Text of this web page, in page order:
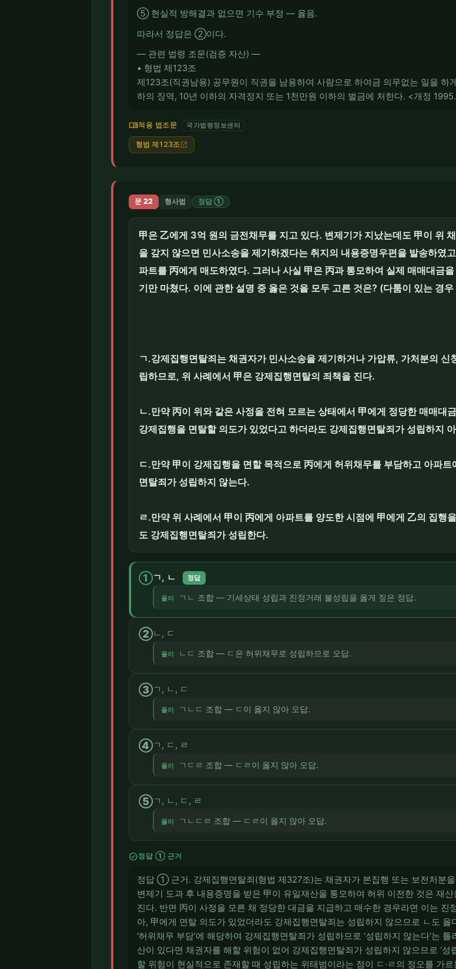
⑤ 현실적 방해결과 없으면 기수 부정 — 옳음.
따라서 정답은 ②이다.
― 관련 법령 조문(검증 자산) ―
• 형법 제123조
제123조(직권남용) 공무원이 직권을 남용하여 사람으로 하여금 의무없는 일을 하
하의 징역, 10년 이하의 자격정지 또는 1천만원 이하의 벌금에 처한다. <개정
menu_book적용 법조문 국가법령정보센터
형법 제123조 open_in_new
문 22 형사법 정답 ①
甲은 乙에게 3억 원의 금전채무를 지고 있다. 변제기가 지났는데도 甲이 위
을 갚지 않으면 민사소송을 제기하겠다는 취지의 내용증명우편을 발송하였
파트를 丙에게 매도하였다. 그러나 사실 甲은 丙과 통모하여 실제 매매대금
기만 마쳤다. 이에 관한 설명 중 옳은 것을 모두 고른 것은? (다툼이 있는 경
ㄱ.강제집행면탈죄는 채권자가 민사소송을 제기하거나 가압류, 가처분의
립하므로, 위 사례에서 甲은 강제집행면탈의 죄책을 진다.
ㄴ.만약 丙이 위와 같은 사정을 전혀 모르는 상태에서 甲에게 정당한 매매대
강제집행을 면탈할 의도가 있었다고 하더라도 강제집행면탈죄가 성립하지
ㄷ.만약 甲이 강제집행을 면할 목적으로 丙에게 허위채무를 부담하고 아파
면탈죄가 성립하지 않는다.
ㄹ.만약 위 사례에서 甲이 丙에게 아파트를 양도한 시점에 甲에게 乙의 집행
도 강제집행면탈죄가 성립한다.
①ㄱ, ㄴ 정답
풀이 ㄱㄴ 조합 — 기세상태 성립과 진정거래 불성립을 옳게 짚은 정답.
②ㄴ, ㄷ
풀이 ㄴㄷ 조합 — ㄷ은 허위채무로 성립하므로 오답.
③ㄱ, ㄴ, ㄷ
풀이 ㄱㄴㄷ 조합 — ㄷ이 옳지 않아 오답.
④ㄱ, ㄷ, ㄹ
풀이 ㄱㄷㄹ 조합 — ㄷㄹ이 옳지 않아 오답.
⑤ㄱ, ㄴ, ㄷ, ㄹ
풀이 ㄱㄴㄷㄹ 조합 — ㄷㄹ이 옳지 않아 오답.
check_circle정답 ① 근거
정답 ① 근거. 강제집행면탈죄(형법 제327조)는 채권자가 본집행 또는 보전처분
변제기 도과 후 내용증명을 받은 甲이 유일재산을 통모하여 허위 이전한 것은 재
진다. 반면 丙이 사정을 모른 채 정당한 대금을 지급하고 매수한 경우라면 이는 진
아, 甲에게 면탈 의도가 있었더라도 강제집행면탈죄는 성립하지 않으므로 ㄴ도
‘허위채무 부담’에 해당하여 강제집행면탈죄가 성립하므로 ‘성립하지 않는다’는
산이 있다면 채권자를 해할 위험이 없어 강제집행면탈죄가 성립하지 않으므로 ‘
할 위험이 현실적으로 존재할 때 성립하는 위태범이라는 점이 ㄷ·ㄹ의 정오를 가